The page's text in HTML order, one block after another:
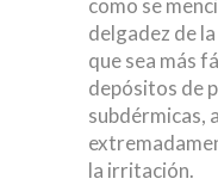
como se
delgadez de
que sea más
depósitos de
subdérmicas,
la irritación.